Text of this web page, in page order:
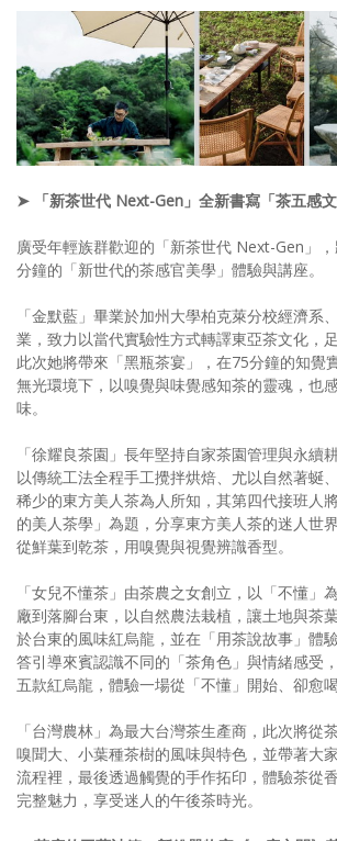
➤ 「新茶世代 Next-Gen」全新書寫「茶五感文
廣受年輕族群歡迎的「新茶世代 Next-Gen」
分鐘的「新世代的茶感官美學」體驗與講座。
「金默藍」畢業於加州大學柏克萊分校經濟系
業，致力以當代實驗性方式轉譯東亞茶文化，
此次她將帶來「黑瓶茶宴」，在75分鐘的知覺
無光環境下，以嗅覺與味覺感知茶的靈魂，也
味。
「徐耀良茶園」長年堅持自家茶園管理與永續
以傳統工法全程手工攪拌烘焙、尤以自然著蜒
稀少的東方美人茶為人所知，其第四代接班人
的美人茶學」為題，分享東方美人茶的迷人世
從鮮葉到乾茶，用嗅覺與視覺辨識香型。
「女兒不懂茶」由茶農之女創立，以「不懂」
廠到落腳台東，以自然農法栽植，讓土地與茶
於台東的風味紅烏龍，並在「用茶說故事」體
答引導來賓認識不同的「茶角色」與情緒感受
五款紅烏龍，體驗一場從「不懂」開始、卻愈
「台灣農林」為最大台灣茶生產商，此次將從
嗅聞大、小葉種茶樹的風味與特色，並帶著大
流程裡，最後透過觸覺的手作拓印，體驗茶從
完整魅力，享受迷人的午後茶時光。